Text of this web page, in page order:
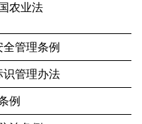
农业法
管理条例
识管理办法
例